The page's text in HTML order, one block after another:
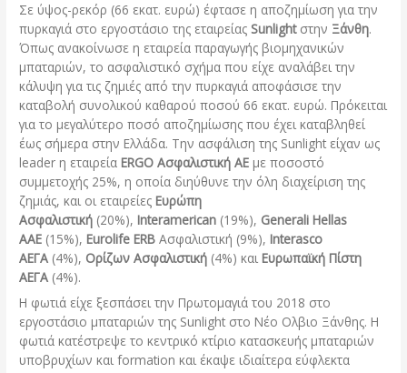
Σε ύψος-ρεκόρ (66 εκατ. ευρώ) έφτασε η αποζημίωση για την
πυρκαγιά στο εργοστάσιο της εταιρείας Sunlight στην Ξάνθη.
Όπως ανακοίνωσε η εταιρεία παραγωγής βιομηχανικών
µπαταριών, το ασφαλιστικό σχήµα που είχε αναλάβει την
κάλυψη για τις ζημιές από την πυρκαγιά αποφάσισε την
καταβολή συνολικού καθαρού ποσού 66 εκατ. ευρώ. Πρόκειται
για το μεγαλύτερο ποσό αποζημίωσης που έχει καταβληθεί
έως σήµερα στην Ελλάδα. Την ασφάλιση της Sunlight είχαν ως
leader η εταιρεία ERGO Ασφαλιστική ΑΕ µε ποσοστό
συµµετοχής 25%, η οποία διηύθυνε την όλη διαχείριση της
ζηµιάς, και οι εταιρείες Ευρώπη
Ασφαλιστική (20%), Interamerican (19%), Generali Hellas
AAE (15%), Eurolife ERBΑσφαλιστική (9%), Interasco
ΑΕΓΑ (4%), Oρίζων Ασφαλιστική (4%) και Ευρωπαϊκή Πίστη
ΑΕΓΑ (4%).
Η φωτιά είχε ξεσπάσει την Πρωτοµαγιά του 2018 στο
εργοστάσιο µπαταριών της Sunlight στο Νέο Ολβιο Ξάνθης. Η
φωτιά κατέστρεψε το κεντρικό κτίριο κατασκευής µπαταριών
υποβρυχίων και formation και έκαψε ιδιαίτερα εύφλεκτα